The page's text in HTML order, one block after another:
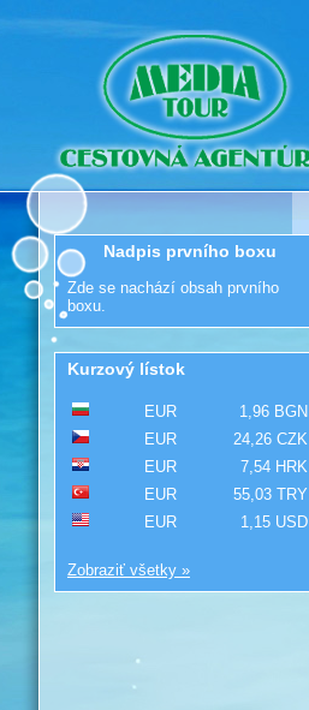
Nadpis prvního boxu
Zde se nachází obsah prvního
boxu.
Kurzový lístok
EUR
1,96 BGN
EUR
24,26 CZK
EUR
7,54 HRK
EUR
55,03 TRY
EUR
1,15 USD
Zobraziť všetky »